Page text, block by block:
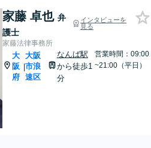
家藤 卓也 弁
護士
インタビューを
見る
家藤法律事務所
大
阪
府
|
大阪
市浪
速区
なんば駅
から徒歩1
分
営業時間：09:00
~21:00（平日）